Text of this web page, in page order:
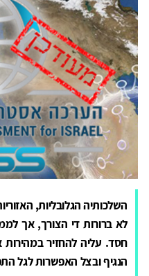
השלכותיה הגלובליות,
חסד. עליה להחזיר
הנגיף ובצל האפשרות לגל